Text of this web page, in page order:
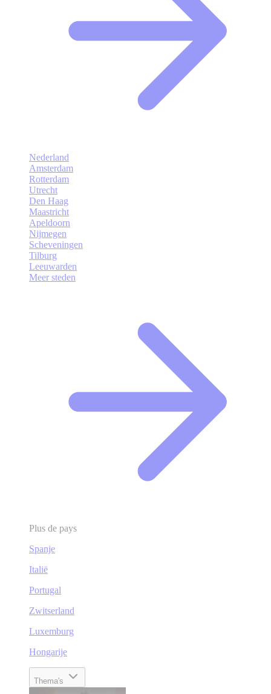
Nederland
Amsterdam
Rotterdam
Utrecht
Den Haag
Maastricht
Apeldoorn
Nijmegen
Scheveningen
Tilburg
Leeuwarden
Meer steden
Plus de pays
Spanje
Italië
Portugal
Zwitserland
Luxemburg
Hongarije
Thema's